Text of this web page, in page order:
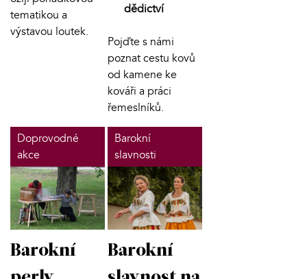
tematikou a
výstavou loutek.
dědictví
Pojďte s námi
poznat cestu kovů
od kamene ke
kováři a práci
řemeslníků.
Doprovodné
akce
Barokní
Barokní
slavnosti
Barokní